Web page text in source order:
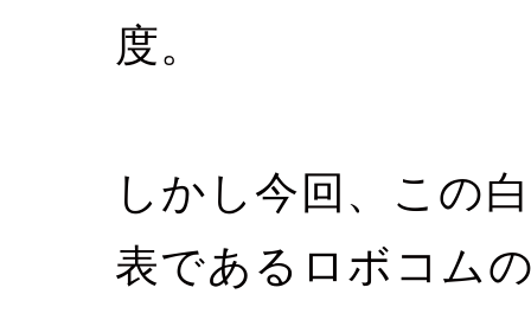
度。
しかし今回、この
表であるロボコム